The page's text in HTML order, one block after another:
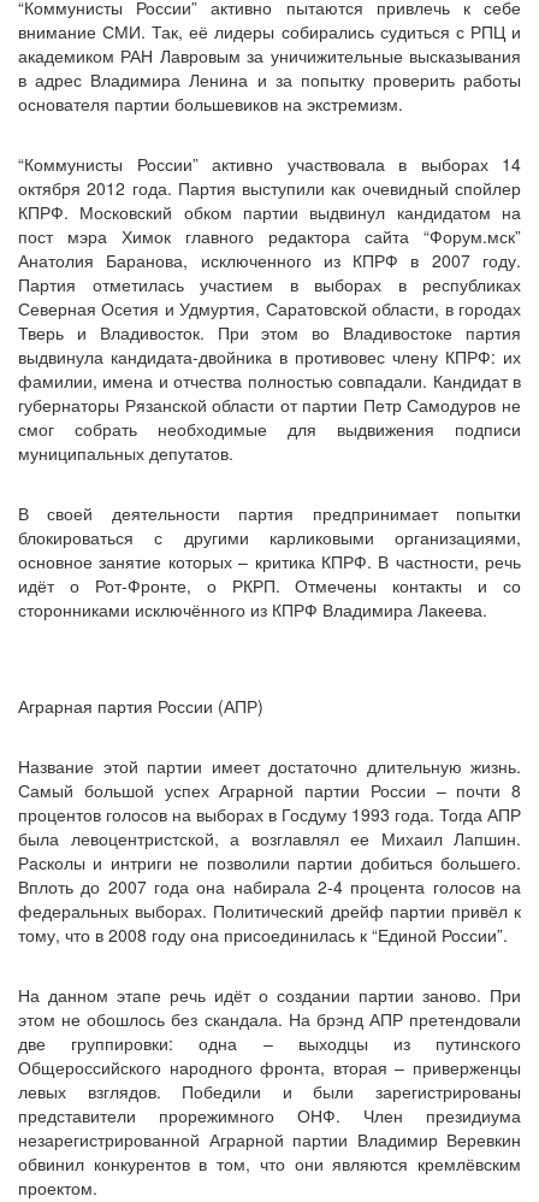
“Коммунисты России” активно пытаются привлечь к себе
внимание СМИ. Так, её лидеры собирались судиться с РПЦ и
академиком РАН Лавровым за уничижительные высказывания
в адрес Владимира Ленина и за попытку проверить работы
основателя партии большевиков на экстремизм.
“Коммунисты России” активно участвовала в выборах 14
октября 2012 года. Партия выступили как очевидный спойлер
КПРФ. Московский обком партии выдвинул кандидатом на
пост мэра Химок главного редактора сайта “Форум.мск”
Анатолия Баранова, исключенного из КПРФ в 2007 году.
Партия отметилась участием в выборах в республиках
Северная Осетия и Удмуртия, Саратовской области, в городах
Тверь и Владивосток. При этом во Владивостоке партия
выдвинула кандидата-двойника в противовес члену КПРФ: их
фамилии, имена и отчества полностью совпадали. Кандидат в
губернаторы Рязанской области от партии Петр Самодуров не
смог собрать необходимые для выдвижения подписи
муниципальных депутатов.
В своей деятельности партия предпринимает попытки
блокироваться с другими карликовыми организациями,
основное занятие которых – критика КПРФ. В частности, речь
идёт о Рот-Фронте, о РКРП. Отмечены контакты и со
сторонниками исключённого из КПРФ Владимира Лакеева.
Аграрная партия России (АПР)
Название этой партии имеет достаточно длительную жизнь.
Самый большой успех Аграрной партии России – почти 8
процентов голосов на выборах в Госдуму 1993 года. Тогда АПР
была левоцентристской, а возглавлял ее Михаил Лапшин.
Расколы и интриги не позволили партии добиться большего.
Вплоть до 2007 года она набирала 2-4 процента голосов на
федеральных выборах. Политический дрейф партии привёл к
тому, что в 2008 году она присоединилась к “Единой России”.
На данном этапе речь идёт о создании партии заново. При
этом не обошлось без скандала. На брэнд АПР претендовали
две группировки: одна – выходцы из путинского
Общероссийского народного фронта, вторая – приверженцы
левых взглядов. Победили и были зарегистрированы
представители прорежимного ОНФ. Член президиума
незарегистрированной Аграрной партии Владимир Веревкин
обвинил конкурентов в том, что они являются кремлёвским
проектом.